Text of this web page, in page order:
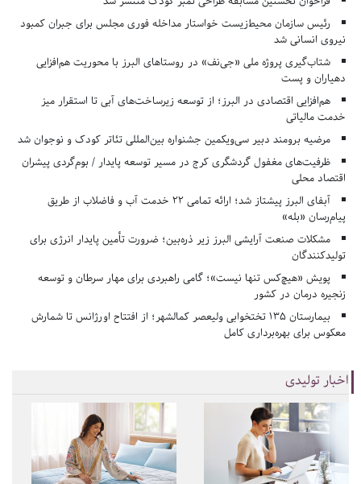
رئیس سازمان محیط‌زیست خواستار مداخله فوری مجلس برای جبران کمبود
نیروی انسانی شد
شتاب‌گیری پروژه ملی «جی‌نف» در روستاهای البرز با محوریت هم‌افزایی
دهیاران و پست
هم‌افزایی اقتصادی در البرز؛ از توسعه زیرساخت‌های آبی تا استقرار میز
خدمت مالیاتی
مرضیه برومند دبیر سی‌ویکمین جشنواره بین‌المللی تئاتر کودک و نوجوان شد
ظرفیت‌های مغفول گردشگری کرج در مسیر توسعه پایدار / بوم‌گردی پیشران
اقتصاد محلی
آبفای البرز پیشتاز شد؛ ارائه تمامی ۲۲ خدمت آب و فاضلاب از طریق
پیام‌رسان «بله»
مشکلات صنعت آرایشی البرز زیر ذره‌بین؛ ضرورت تأمین پایدار انرژی برای
تولیدکنندگان
پویش «هیچ‌کس تنها نیست»؛ گامی راهبردی برای مهار سرطان و توسعه
زنجیره درمان در کشور
بیمارستان ۱۳۵ تختخوابی ولیعصر کمالشهر؛ از افتتاح اورژانس تا شمارش
معکوس برای بهره‌برداری کامل
اخبار تولیدی